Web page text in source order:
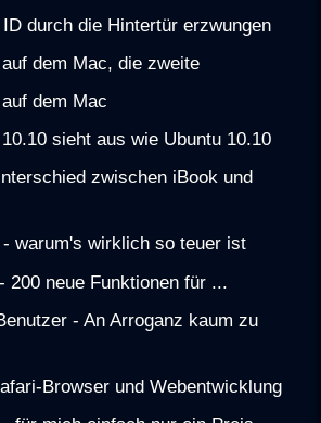
durch die Hintertür erzwungen
dem Mac, die zweite
dem Mac
sieht aus wie Ubuntu 10.10
zwischen iBook und
- warum's wirklich so teuer ist
200 neue Funktionen für ...
- An Arroganz kaum zu
Browser und Webentwicklung